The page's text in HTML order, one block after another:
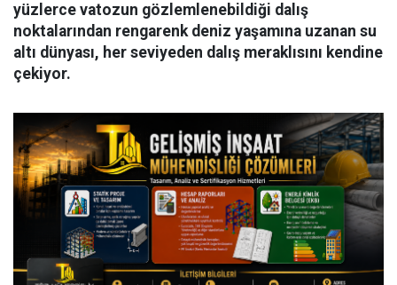
yüzlerce vatozun gözlemlenebildiği dalış
noktalarından rengarenk deniz yaşamına uzanan su
altı dünyası, her seviyeden dalış meraklısını kendine
çekiyor.